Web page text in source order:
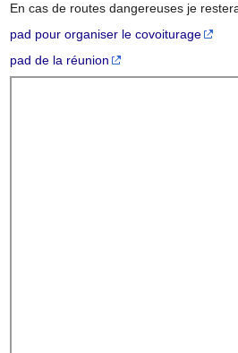
En cas de routes dangereuses je
pad pour organiser le covoiturage
pad de la réunion